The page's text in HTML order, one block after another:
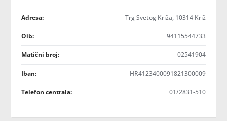
Adresa: Trg Svetog Križa, 10314 Križ
Oib: 94115544733
Matični broj: 02541904
Iban: HR4123400091821300009
Telefon centrala: 01/2831-510